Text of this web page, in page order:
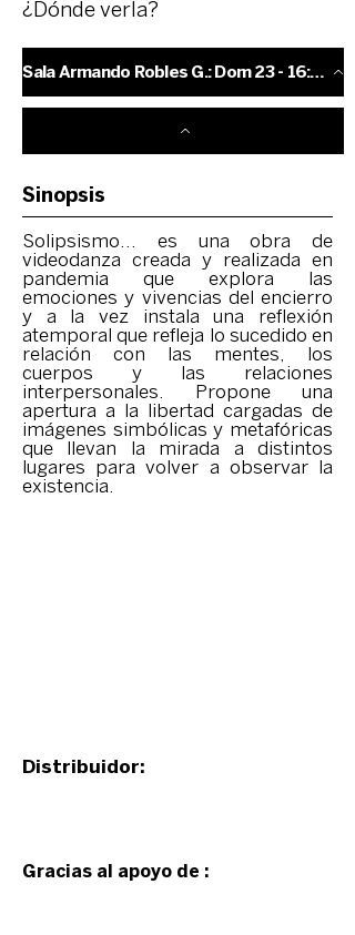
¿Dónde verla?
Sala Armando Robles G.: Dom 23 - 16:00 hrs.
Sinopsis
Solipsismo… es una obra de
videodanza creada y realizada en
pandemia que explora las
emociones y vivencias del encierro
y a la vez instala una reflexión
atemporal que refleja lo sucedido en
relación con las mentes, los
cuerpos y las relaciones
interpersonales. Propone una
apertura a la libertad cargadas de
imágenes simbólicas y metafóricas
que llevan la mirada a distintos
lugares para volver a observar la
existencia.
Distribuidor:
Gracias al apoyo de :